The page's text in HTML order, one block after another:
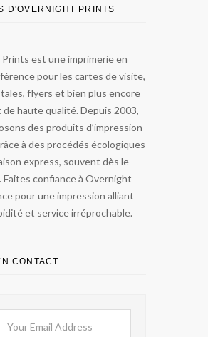
D'OVERNIGHT PRINTS
est une imprimerie en
pour les cartes de visite,
flyers et bien plus encore
de haute qualité. Depuis 2003,
des produits d’impression
à des procédés écologiques
express, souvent dès le
Faites confiance à Overnight
pour une impression alliant
et service irréprochable.
CONTACT